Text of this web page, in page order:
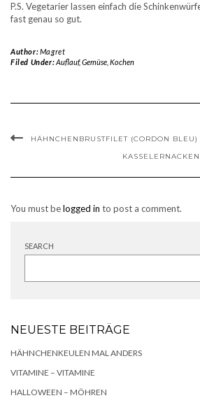
P.S. Vegetarier lassen einfach die
fast genau so gut.
Author:Magret
Filed Under:Auflauf,Gemüse, Kochen
HÄHNCHENBRUSTFILET (CORDON BLEU)
You must belogged in to post a comment.
SEARCH
NEUESTE BEITRÄGE
HÄHNCHENKEULEN MAL ANDERS
VITAMINE – VITAMINE
HALLOWEEN – MÖHREN